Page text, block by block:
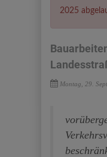
2025
Montag, 29.